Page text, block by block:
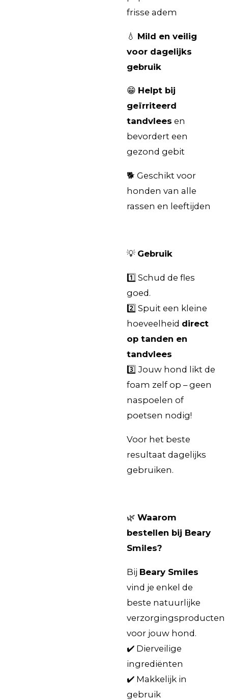
frisse adem
💧 Mild en veilig
voor dagelijks
gebruik
😁 Helpt bij
geïrriteerd
tandvlees en
bevordert een
gezond gebit
🐕 Geschikt voor
honden van alle
rassen en leeftijden
💡 Gebruik
1️⃣ Schud de fles
goed.
2️⃣ Spuit een kleine
hoeveelheid direct
op tanden en
tandvlees
3️⃣ Jouw hond likt de
foam zelf op – geen
naspoelen of
poetsen nodig!
Voor het beste
resultaat dagelijks
gebruiken.
🌿 Waarom
bestellen bij Beary
Smiles?
Bij Beary Smiles
vind je enkel de
beste natuurlijke
verzorgingsproducten
voor jouw hond.
✔️ Dierveilige
ingrediënten
✔️ Makkelijk in
gebruik